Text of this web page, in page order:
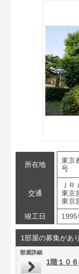
所在地
東京
号
交通
Ｊ
東京
東京
竣工日
1995
1部屋の募集があ
部屋詳細
1階１０６